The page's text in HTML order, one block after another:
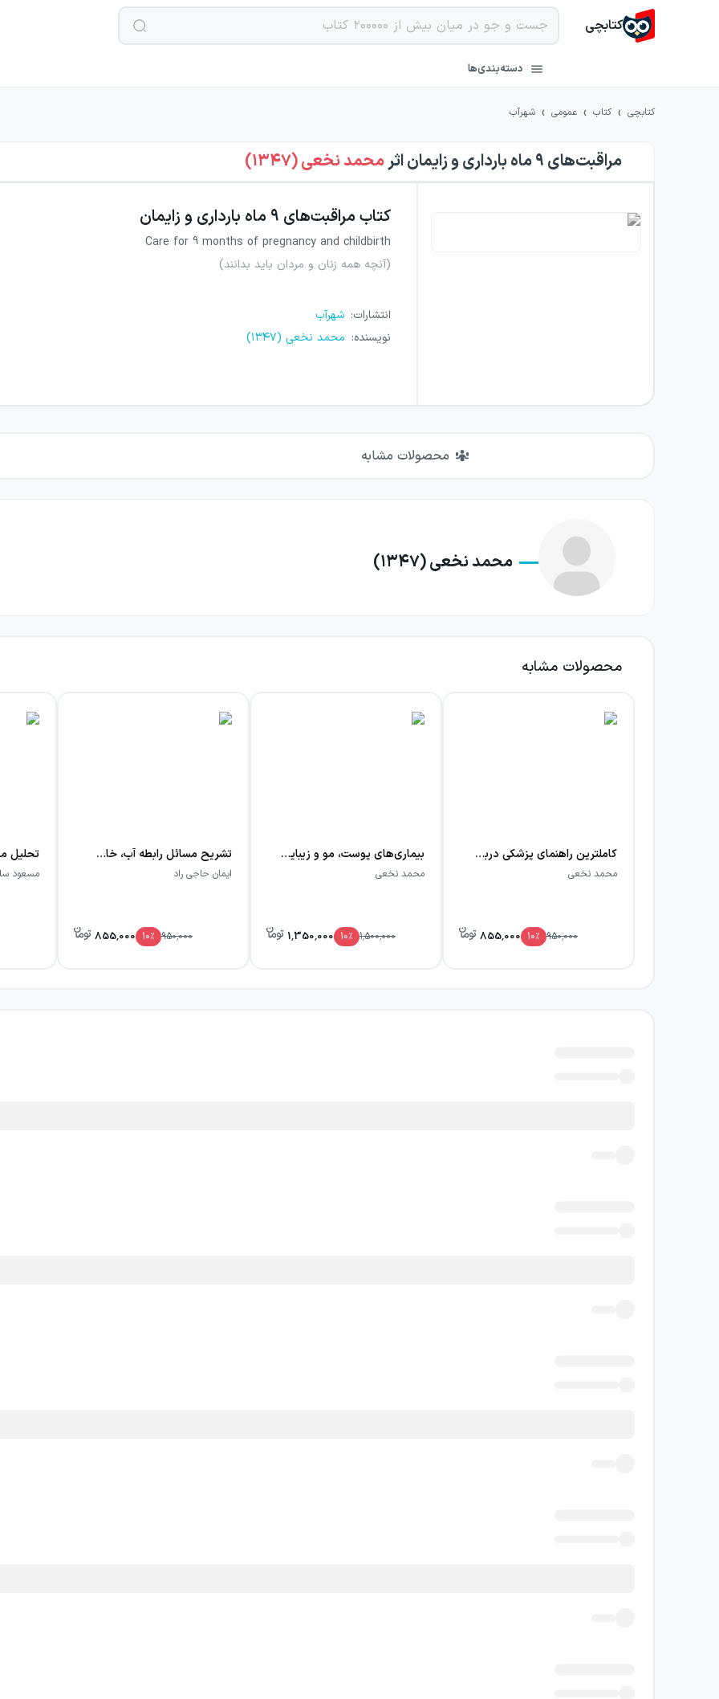
کتابچی
دسته‌بندی‌ها
کتابچی › کتاب › عمومی › شهرآب
مراقبت‌های ۹ ماه بارداری و زایمان اثرمحمد نخعی (۱۳۴۷)
کتاب مراقبت‌های ۹ ماه بارداری و زایمان
Care for 9 months of pregnancy and childbirth
(آنچه همه زنان و مردان باید بدانند)
انتشارات: شهرآب
نویسنده: محمد نخعی (۱۳۴۷)
محصولات مشابه
محمد نخعی (۱۳۴۷)
محصولات مشابه
کاملترین راهنمای پزشکی درباره: تغذیه و رژیم غذایی برای سالمندان
محمد نخعی
950,000
10٪ 855,000
بیماری‌های پوست، مو و زیبایی (تشخیص، درمان و نسخه نویسی)
محمد نخعی
1,500,000
10٪ 1,350,000
تشریح مسائل رابطه آب، خاک و گیاه
ایمان حاجی راد
950,000
10٪ 855,000
مسعود